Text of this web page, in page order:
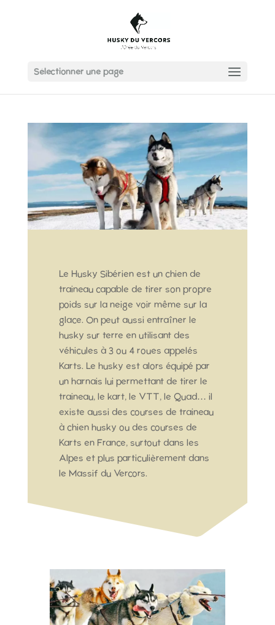
Sélectionner une page
Le Husky Sibérien est un chien de
traineau capable de tirer son propre
poids sur la neige voir même sur la
glace. On peut aussi entraîner le
husky sur terre en utilisant des
véhicules à 3 ou 4 roues appelés
Karts. Le husky est alors équipé par
un harnais lui permettant de tirer le
traineau, le kart, le VTT, le Quad… il
existe aussi des courses de traineau
à chien husky ou des courses de
Karts en France, surtout dans les
Alpes et plus particulièrement dans
le Massif du Vercors.